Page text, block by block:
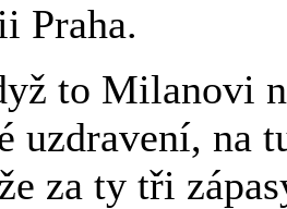
Praha.
to Milanovi
uzdravení, na
za ty tři